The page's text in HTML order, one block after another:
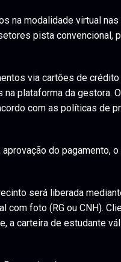
na modalidade virtual
pista convencional,
via cartões de
plataforma da gestora.
com as políticas de
do pagamento,
será liberada
com foto (RG ou CNH).
a carteira de estudante